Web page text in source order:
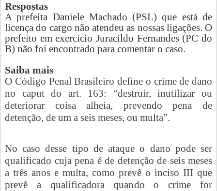
Respostas
A prefeita Daniele Machado (PSL) que está de
licença do cargo não atendeu as nossas ligações. O
prefeito em exercício Juracildo Fernandes (PC do
B) não foi encontrado para comentar o caso.
Saiba mais
O Código Penal Brasileiro define o crime de dano
no caput do art. 163: “destruir, inutilizar ou
deteriorar coisa alheia, prevendo pena de
detenção, de um a seis meses, ou multa”.
No caso desse tipo de ataque o dano pode ser
qualificado cuja pena é de detenção de seis meses
a três anos e multa, como prevê o inciso III que
prevê a qualificadora quando o crime for